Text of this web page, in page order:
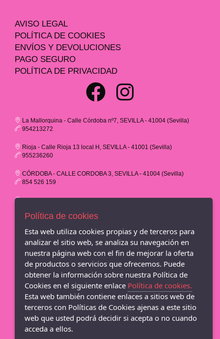
AVISO LEGAL
POLÍTICA DE COOKIES
ENVÍOS Y DEVOLUCIONES
PAGO SEGURO
POLÍTICA DE PRIVACIDAD
La Mallorquina - Calle Córdoba nº7, SEVILLA - 41004 (Sevilla)
954213272
Rioja - Calle Rioja 13 local H, SEVILLA - 41001 (Sevilla)
955236260
CÓRDOBA - CALLE CORDOBA 3, SEVILLA - 41004 (Sevilla)
854 526 159
EL SALVADOR - PLAZA DEL SALVADOR 16, SEVILLA - 41004
854 707 433
CC LOS ARCOS - AVND.DE ANDALUCIA S/N - 1ª PLANTA LOCAL
A16, SEVILLA - 41007 (Sevilla)
854 526 953
CC LAGOH - AVENIDA DE PALMAS ALTAS 1, 1ª PLANTA LOCAL
A32, SEVILLA - 41014 (Sevilla)
854 80 84 88
M&R Zapateria - Adriann Lasconi
Política de cookies
Esta web utiliza cookies propias y de terceros para
analizar el sitio web, se analiza su navegación en
nuestra página web con el fin de mejorar la oferta
de productos o servicios que ofrecemos. Puede
obtener la información sobre nuestra Política de
Cookies en el siguiente enlace Política de cookies.
Esta web también contiene enlaces a sitios web de
terceros con Políticas de Cookies ajenas a este sitio
web que usted podrá decidir si acepta o no cuando
acceda a ellos.